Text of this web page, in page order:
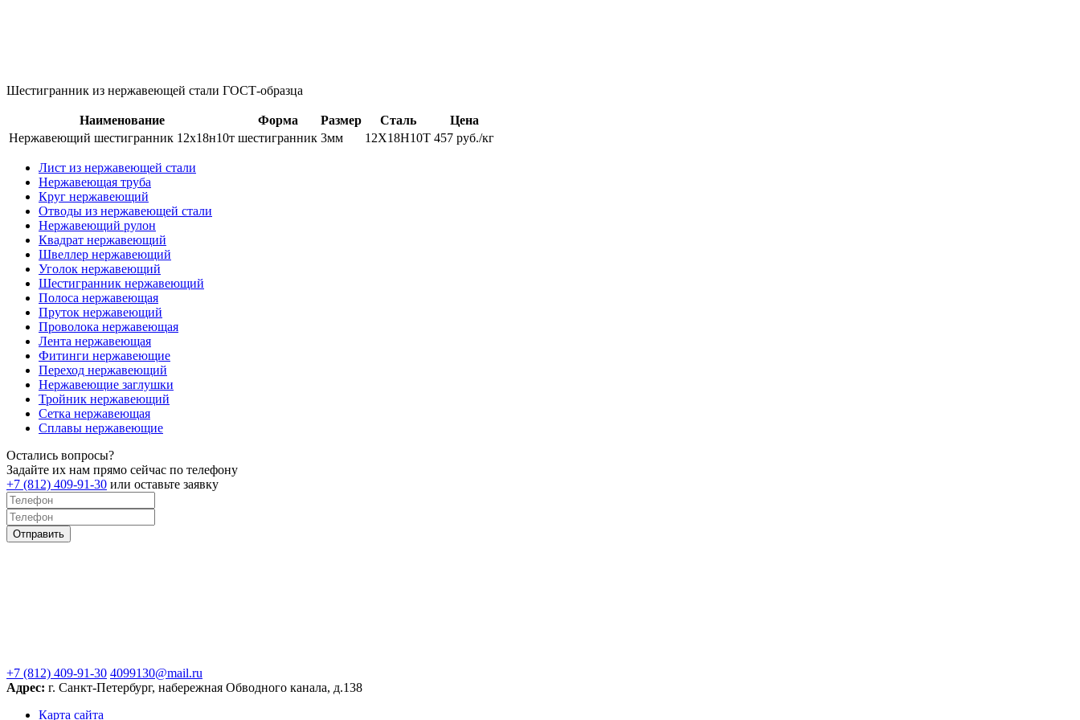
Шестигранник из нержавеющей стали ГОСТ-образца
Наименование Форма Размер Сталь
Цена
Нержавеющий шестигранник 12х18н10т шестигранник 3мм 12Х18Н10Т 457 руб./кг
Лист из нержавеющей стали
Нержавеющая труба
Круг нержавеющий
Отводы из нержавеющей стали
Нержавеющий рулон
Квадрат нержавеющий
Швеллер нержавеющий
Уголок нержавеющий
Шестигранник нержавеющий
Полоса нержавеющая
Пруток нержавеющий
Проволока нержавеющая
Лента нержавеющая
Фитинги нержавеющие
Переход нержавеющий
Нержавеющие заглушки
Тройник нержавеющий
Сетка нержавеющая
Сплавы нержавеющие
Остались вопросы?
Задайте их нам прямо сейчас по телефону
+7 (812) 409-91-30 или оставьте заявку
+7 (812) 409-91-30 4099130@mail.ru
Адрес: г. Санкт-Петербург, набережная Обводного канала, д.138
Карта сайта